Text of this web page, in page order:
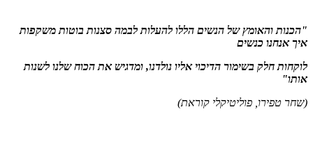
"הכנות והאומץ של הנשים הללו להעלות לבמה סצנות בוטות משקפות
איך אנחנו כנשים
לוקחות חלק בשימור הדיכוי אליו נולדנו, ומדגיש את הכוח שלנו לשנות
אותו"
(שחר טפירו, פוליטיקלי קוראת)